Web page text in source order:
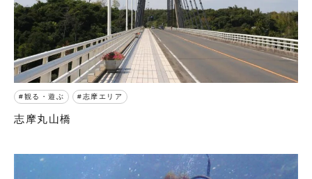
観る・遊ぶ 志摩エリア
志摩丸山橋